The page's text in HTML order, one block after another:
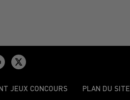
JEUX CONCOURS PLAN DU SITE